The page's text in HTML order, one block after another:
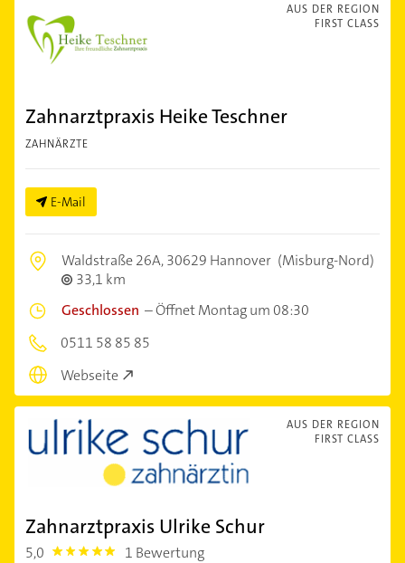
AUS DER REGION
FIRST CLASS
Zahnarztpraxis Heike Teschner
ZAHNÄRZTE
E-Mail
Waldstraße 26A,30629 Hannover (Misburg-Nord)
33,1 km
Geschlossen –Öffnet Montag um 08:30
0511 58 85 85
Webseite
AUS DER REGION
FIRST CLASS
Zahnarztpraxis Ulrike Schur
5,0 5.0 1 Bewertung